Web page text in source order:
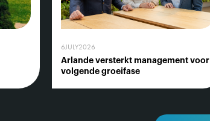
6JULY2026
Arlande versterkt management voor
volgende groeifase